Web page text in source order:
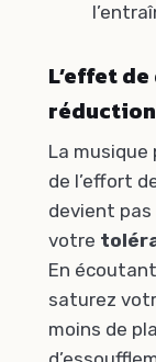
L’effet
La
de l’effort
devient pas
votre
En
saturez
moins de